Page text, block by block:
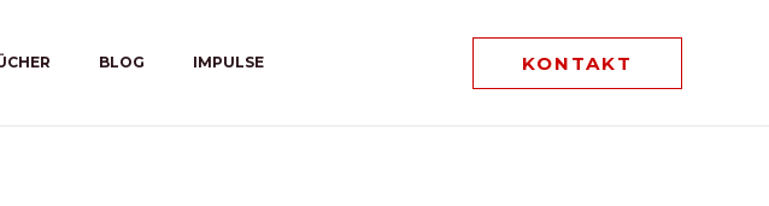
BLOG IMPULSE KONTAKT